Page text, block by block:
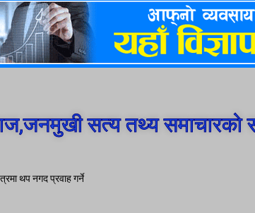
सत्य तथ्य समाचारको
थप नगद प्रवाह गर्ने